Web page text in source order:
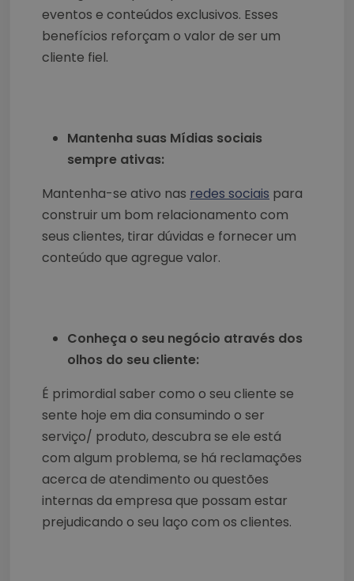
eventos e conteúdos exclusivos. Esses
benefícios reforçam o valor de ser um
cliente fiel.
Mantenha suas Mídias sociais
sempre ativas:
Mantenha-se ativo nas redes sociais para
construir um bom relacionamento com
seus clientes, tirar dúvidas e fornecer um
conteúdo que agregue valor.
Conheça o seu negócio através dos
olhos do seu cliente:
É primordial saber como o seu cliente se
sente hoje em dia consumindo o ser
serviço/ produto, descubra se ele está
com algum problema, se há reclamações
acerca de atendimento ou questões
internas da empresa que possam estar
prejudicando o seu laço com os clientes.